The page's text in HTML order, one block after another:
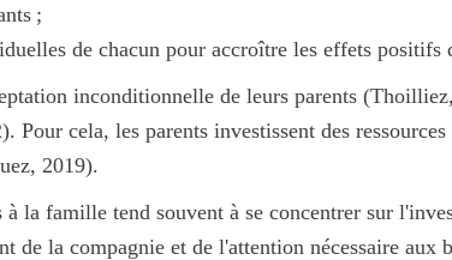
;
de chacun pour accroître les effets positifs
inconditionnelle de leurs parents
Pour cela, les parents investissent des
2019).
à la famille tend souvent à se concentrer sur
de la compagnie et de l'attention nécessaire aux